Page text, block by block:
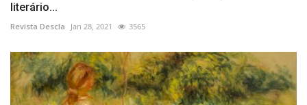
literário...
Revista Descla Jan 28, 2021 3565